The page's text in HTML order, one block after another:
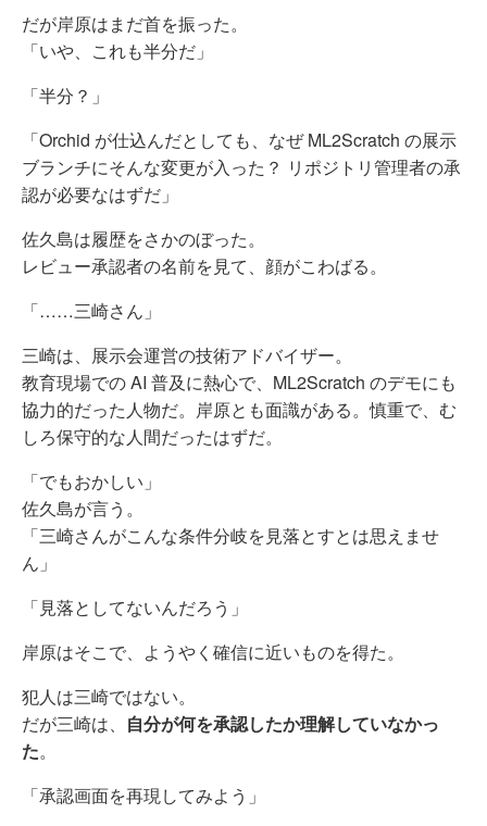
だが岸原はまだ首を振った。
「いや、これも半分だ」
「半分？」
「Orchid が仕込んだとしても、なぜ ML2Scratch の展示
ブランチにそんな変更が入った？ リポジトリ管理者の承
認が必要なはずだ」
佐久島は履歴をさかのぼった。
レビュー承認者の名前を見て、顔がこわばる。
「……三崎さん」
三崎は、展示会運営の技術アドバイザー。
教育現場での AI 普及に熱心で、ML2Scratch のデモにも
協力的だった人物だ。岸原とも面識がある。慎重で、む
しろ保守的な人間だったはずだ。
「でもおかしい」
佐久島が言う。
「三崎さんがこんな条件分岐を見落とすとは思えませ
ん」
「見落としてないんだろう」
岸原はそこで、ようやく確信に近いものを得た。
犯人は三崎ではない。
だが三崎は、 自分が何を承認したか理解していなかっ
た。
「承認画面を再現してみよう」